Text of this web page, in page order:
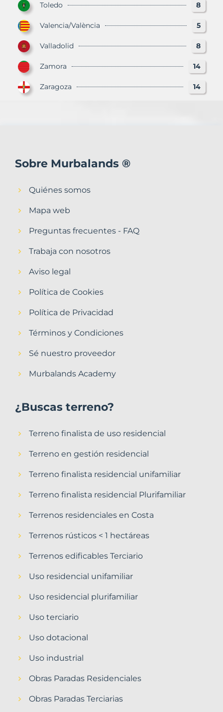
Toledo 8
Valencia/València 5
Valladolid 8
Zamora 14
Zaragoza 14
Sobre Murbalands ®
Quiénes somos
Mapa web
Preguntas frecuentes - FAQ
Trabaja con nosotros
Aviso legal
Política de Cookies
Política de Privacidad
Términos y Condiciones
Sé nuestro proveedor
Murbalands Academy
¿Buscas terreno?
Terreno finalista de uso residencial
Terreno en gestión residencial
Terreno finalista residencial unifamiliar
Terreno finalista residencial Plurifamiliar
Terrenos residenciales en Costa
Terrenos rústicos < 1 hectáreas
Terrenos edificables Terciario
Uso residencial unifamiliar
Uso residencial plurifamiliar
Uso terciario
Uso dotacional
Uso industrial
Obras Paradas Residenciales
Obras Paradas Terciarias